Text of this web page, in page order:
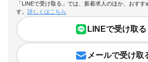
「LINEで受け取る」では、新着求人のほか、おすす
す。 詳しくはこちら
LINEで受け取る
メールで受け取